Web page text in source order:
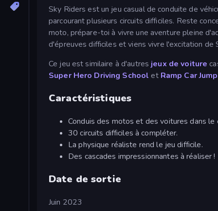
Sky Riders est un jeu casual de conduite de
parcourant plusieurs circuits difficiles. Reste
moto, prépare-toi à vivre une aventure pleine
d'épreuves difficiles et viens vivre l'excitation de
Ce jeu est similaire à d'autres jeux de voiture
Super Hero Driving School et Ramp Car
Caractéristiques
Conduis des motos et des voitures dans le
30 circuits difficiles à compléter.
La physique réaliste rend le jeu difficile.
Des cascades impressionnantes à réaliser !
Date de sortie
Juin 2023